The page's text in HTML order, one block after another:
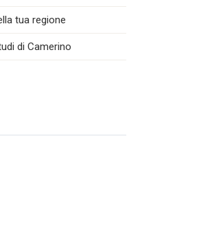
tua regione
di Camerino